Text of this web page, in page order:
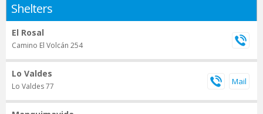
Shelters
El Rosal
Camino El Volcán 254
Lo Valdes
Lo Valdes 77